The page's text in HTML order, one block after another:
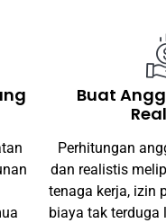
Buat
Perhitungan
dan realistis
tenaga kerja, izin
biaya tak terduga